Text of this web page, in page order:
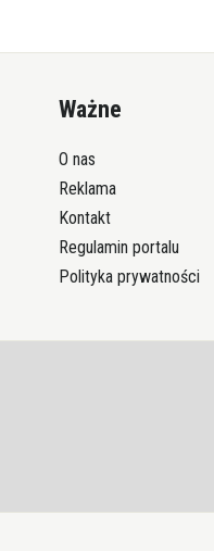
Ważne
O nas
Reklama
Kontakt
Regulamin portalu
Polityka prywatności